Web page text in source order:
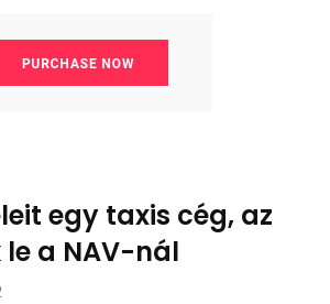
egy taxis cég, az
a NAV-nál